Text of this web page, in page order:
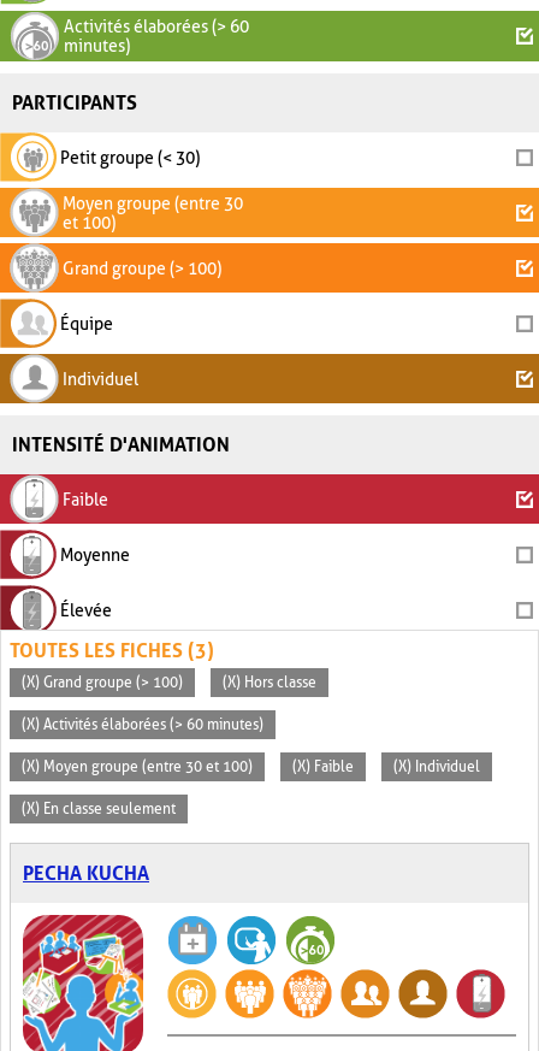
Activités élaborées (> 60
minutes)
PARTICIPANTS
Petit groupe (< 30)
Moyen groupe (entre 30
et 100)
Grand groupe (> 100)
Équipe
Individuel
INTENSITÉ D'ANIMATION
Faible
Moyenne
Élevée
TOUTES LES FICHES (3)
(X) Grand groupe (> 100) (X) Hors classe
(X) Activités élaborées (> 60 minutes)
(X) Moyen groupe (entre 30 et 100) (X) Faible (X) Individuel
(X) En classe seulement
PECHA KUCHA